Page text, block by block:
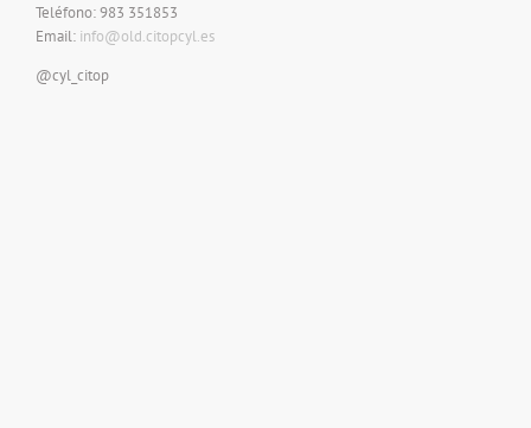
Teléfono: 983 351853
Email: info@old.citopcyl.es
@cyl_citop